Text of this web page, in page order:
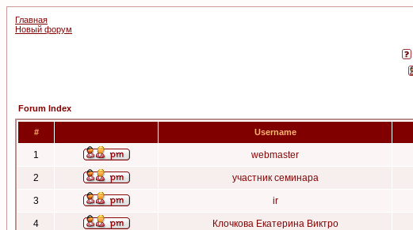
Главная
Новый форум
Forum Index
# Username
1 webmaster
2 участник семинара
3 ir
4 Клочкова Екатерина Виктро